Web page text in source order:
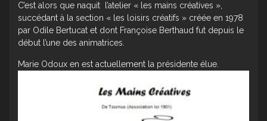
C’est alors que naquit l’atelier « les mains créatives »,
succédant à la section « les loisirs créatifs » créée en 1978
par Odile Bertucat et dont Françoise Berthaud fut depuis le
début l’une des animatrices.
Marie Odoux en est actuellement la présidente élue.